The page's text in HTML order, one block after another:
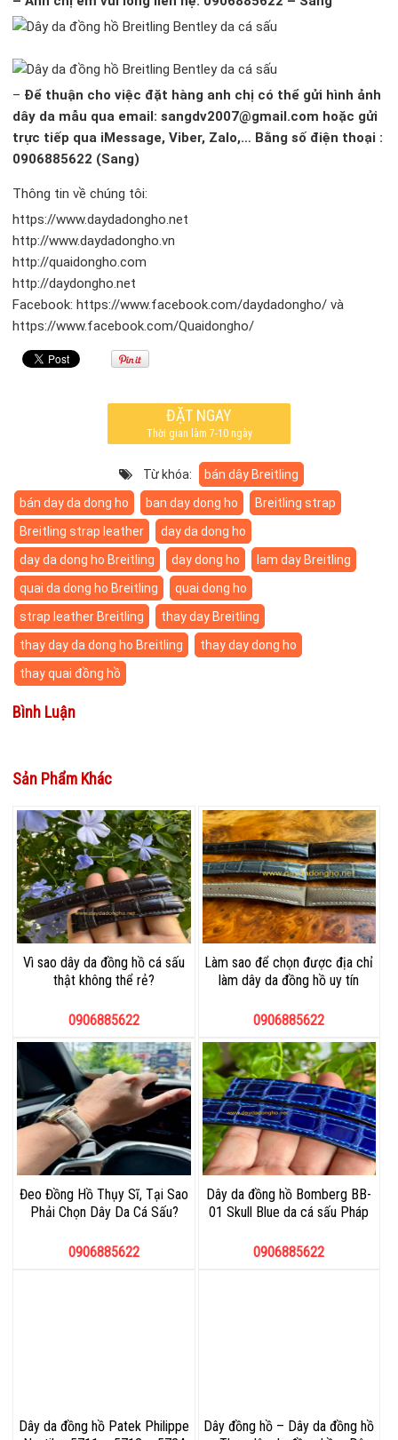
– Để thuận cho việc đặt hàng anh chị có thể gửi hình ảnh
dây da mẫu qua email: sangdv2007@gmail.com hoặc gửi
trực tiếp qua iMessage, Viber, Zalo,… Bằng số điện thoại :
0906885622 (Sang)
Thông tin về chúng tôi:
https://www.daydadongho.net
http://www.daydadongho.vn
http://quaidongho.com
http://daydongho.net
Facebook: https://www.facebook.com/daydadongho/ và
https://www.facebook.com/Quaidongho/
ĐẶT NGAY
Thời gian làm 7-10 ngày
Từ khóa:
bán dây Breitling
bán day da dong ho
ban day dong ho
Breitling strap
Breitling strap leather
day da dong ho
day da dong ho Breitling
day dong ho
lam day Breitling
quai da dong ho Breitling
quai dong ho
strap leather Breitling
thay day Breitling
thay day da dong ho Breitling
thay day dong ho
thay quai đồng hồ
Bình Luận
Sản Phẩm Khác
Vì sao dây da đồng hồ cá sấu
thật không thể rẻ?
0906885622
Làm sao để chọn được địa chỉ
làm dây da đồng hồ uy tín
0906885622
Đeo Đồng Hồ Thụy Sĩ, Tại Sao
Phải Chọn Dây Da Cá Sấu?
0906885622
Dây da đồng hồ Bomberg BB-
01 Skull Blue da cá sấu Pháp
0906885622
Dây da đồng hồ Patek Philippe
Dây đồng hồ – Dây da đồng hồ